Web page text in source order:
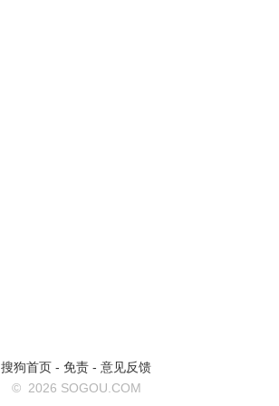
搜狗首页 - 免责 - 意见反馈
© 2026 SOGOU.COM